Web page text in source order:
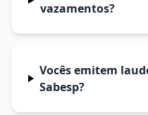
vazamentos?
Vocês emitem
Sabesp?